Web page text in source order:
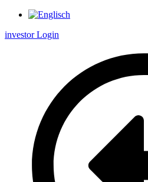
investor Login